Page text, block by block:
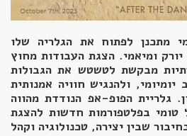
מתכנן לפתוח את הגלריה שלו
ומיאמי. הצגת העבודות מחוץ
מבקשת לטשטש את הגבולות
ולהנגיש חוויה אמנותית
גלריית הפופ-אפ הנודדת מהווה
טומי בפלטפורמות חדשות להצגת